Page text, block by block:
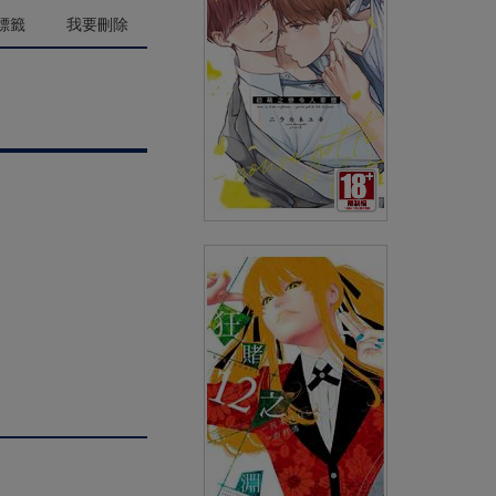
籤 我要刪除
初萌之戀令人牽懷(全)
NT$140 90折 NT$126 (USD